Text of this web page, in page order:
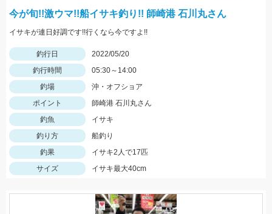
今が旬!!激ウマ!!船イサキ釣り!! 師崎港 石川丸さん
イサキが連日好調です!!行くなら今ですよ!!
釣行日
2022/05/20
釣行時間
05:30～14:00
釣場
沖・オフショア
ポイント
師崎港 石川丸さん
釣魚
イサキ
釣り方
船釣り
釣果
イサキ2人で17匹
サイズ
イサキ最大40cm